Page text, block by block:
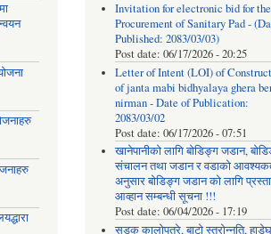
Invitation for electronic bid for the
Procurement of Sanitary Pad -
Published: 2083/03/03)
Post date: 06/17/2026 - 20:25
Letter of Intent (LOI) of
of janta mabi bidhyalaya ghera
nirman - Date of Publication:
2083/03/02
Post date: 06/17/2026 - 07:51
खानेपानीको लागि बोडिङ्ग जडान,
संचालन तथा जडान र वडाको
अनुसार बोडिङ्ग जडान को लागि
आव्हान सम्बन्धी सूचना !!!
Post date: 06/04/2026 - 17:19
सडक कालोपत्रे, बाटो स्तरोन्नति,